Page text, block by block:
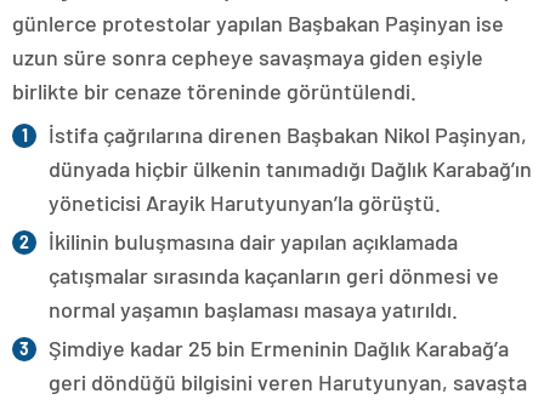
günlerce protestolar yapılan Başbakan Paşinyan ise
uzun süre sonra cepheye savaşmaya giden eşiyle
birlikte bir cenaze töreninde görüntülendi.
İstifa çağrılarına direnen Başbakan Nikol Paşinyan,
dünyada hiçbir ülkenin tanımadığı Dağlık Karabağ’ın
yöneticisi Arayik Harutyunyan’la görüştü.
İkilinin buluşmasına dair yapılan açıklamada
çatışmalar sırasında kaçanların geri dönmesi ve
normal yaşamın başlaması masaya yatırıldı.
Şimdiye kadar 25 bin Ermeninin Dağlık Karabağ’a
geri döndüğü bilgisini veren Harutyunyan, savaşta